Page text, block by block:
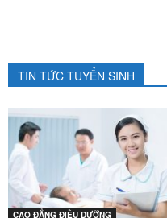
TIN TỨC TUYỂN SINH
CAO ĐẲNG ĐIỀU DƯỠNG